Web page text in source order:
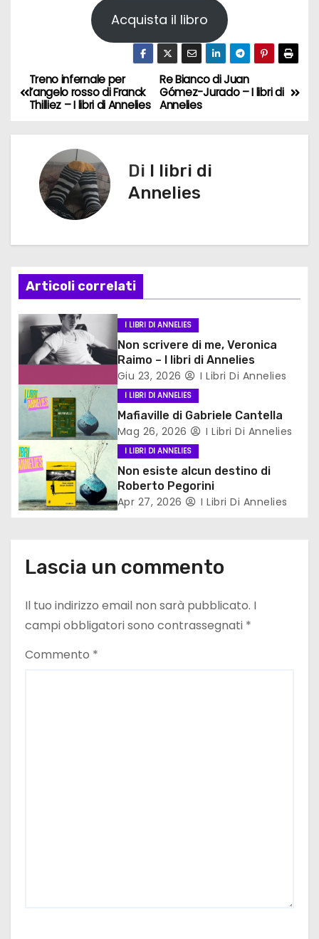
Acquista il libro
N
a
z
i
o
n
e
a
r
t
i
o
Re Bianco di Juan
Gómez-Jurado – I libri di
Annelies
Treno infernale per
l’angelo rosso di Franck
Thilliez – I libri di Annelies
Di I libri di
Annelies
Articoli correlati
I LIBRI DI ANNELIES
Non scrivere di me, Veronica
Raimo – I libri di Annelies
Giu 23, 2026 I Libri Di Annelies
I LIBRI DI ANNELIES
Mafiaville di Gabriele Cantella
Mag 26, 2026 I Libri Di Annelies
I LIBRI DI ANNELIES
Non esiste alcun destino di
Roberto Pegorini
Apr 27, 2026 I Libri Di Annelies
Lascia un commento
Il tuo indirizzo email non sarà pubblicato. I
campi obbligatori sono contrassegnati *
Commento *